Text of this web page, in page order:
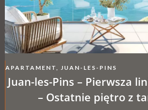
APARTAMENT, JUAN-LES-PINS
Juan-les-Pins – Pierwsza
– Ostatnie piętro z